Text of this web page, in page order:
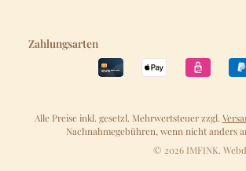
Zahlungsarten
Alle Preise inkl. gesetzl. Mehrwertsteuer zzgl.
Nachnahmegebühren, wenn nicht anders
© 2026 IMFINK.